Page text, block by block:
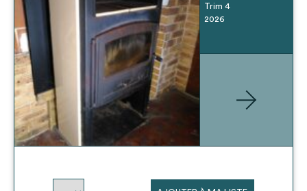
Trim 4
2026